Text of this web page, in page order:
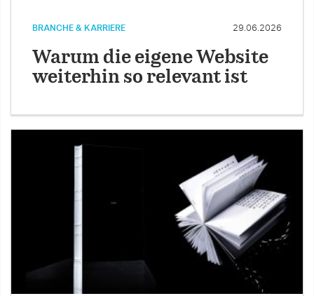
BRANCHE & KARRIERE 29.06.2026
Warum die eigene Website
weiterhin so relevant ist